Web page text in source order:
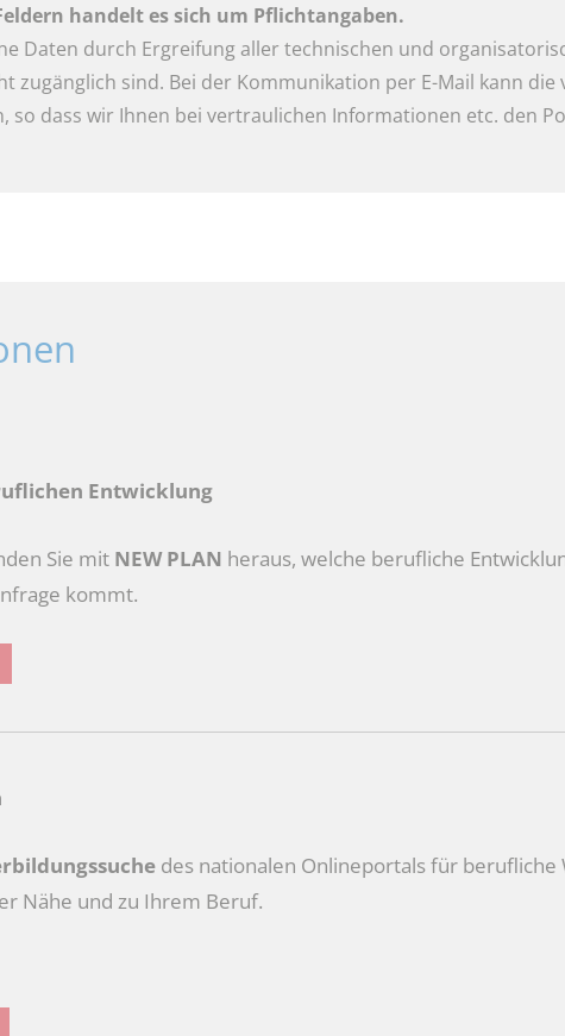
handelt es sich um Pflichtangaben.
Daten durch Ergreifung aller technischen und
zugänglich sind. Bei der Kommunikation per E-Mail kann
dass wir Ihnen bei vertraulichen Informationen etc. den
Entwicklung
Sie mit NEW PLAN heraus, welche berufliche
kommt.
des nationalen Onlineportals für
Nähe und zu Ihrem Beruf.